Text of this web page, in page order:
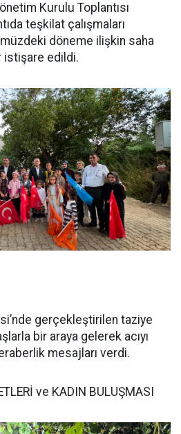
Kurulu Toplantısı
teşkilat çalışmaları
döneme ilişkin saha
istişare edildi.
gerçekleştirilen taziye
bir araya gelerek acıyı
mesajları verdi.
ve KADIN BULUŞMASI